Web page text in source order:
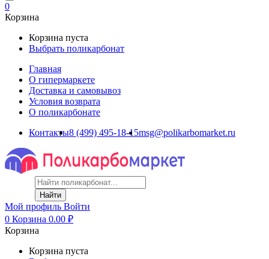
0
Корзина
Корзина пуста
Выбрать поликарбонат
Главная
О гипермаркете
Доставка и самовывоз
Условия возврата
О поликарбонате
Контакты8 (499) 495-18-15msg@polikarbomarket.ru
Найти
Мой профиль Войти
0 Корзина 0.00 ₽
Корзина
Корзина пуста